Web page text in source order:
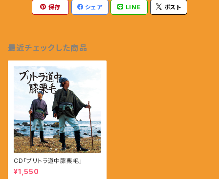
保存 シェア LINE ポスト
最近チェックした商品
CD「ブリトラ道中膝栗毛」
¥1,550